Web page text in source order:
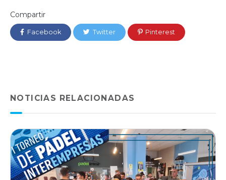
Compartir
Facebook Twitter Pinterest
NOTICIAS RELACIONADAS